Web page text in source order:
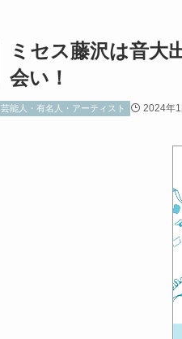
ミセス藤沢は音大
会い！
芸能人・有名人・アーティスト 2024年